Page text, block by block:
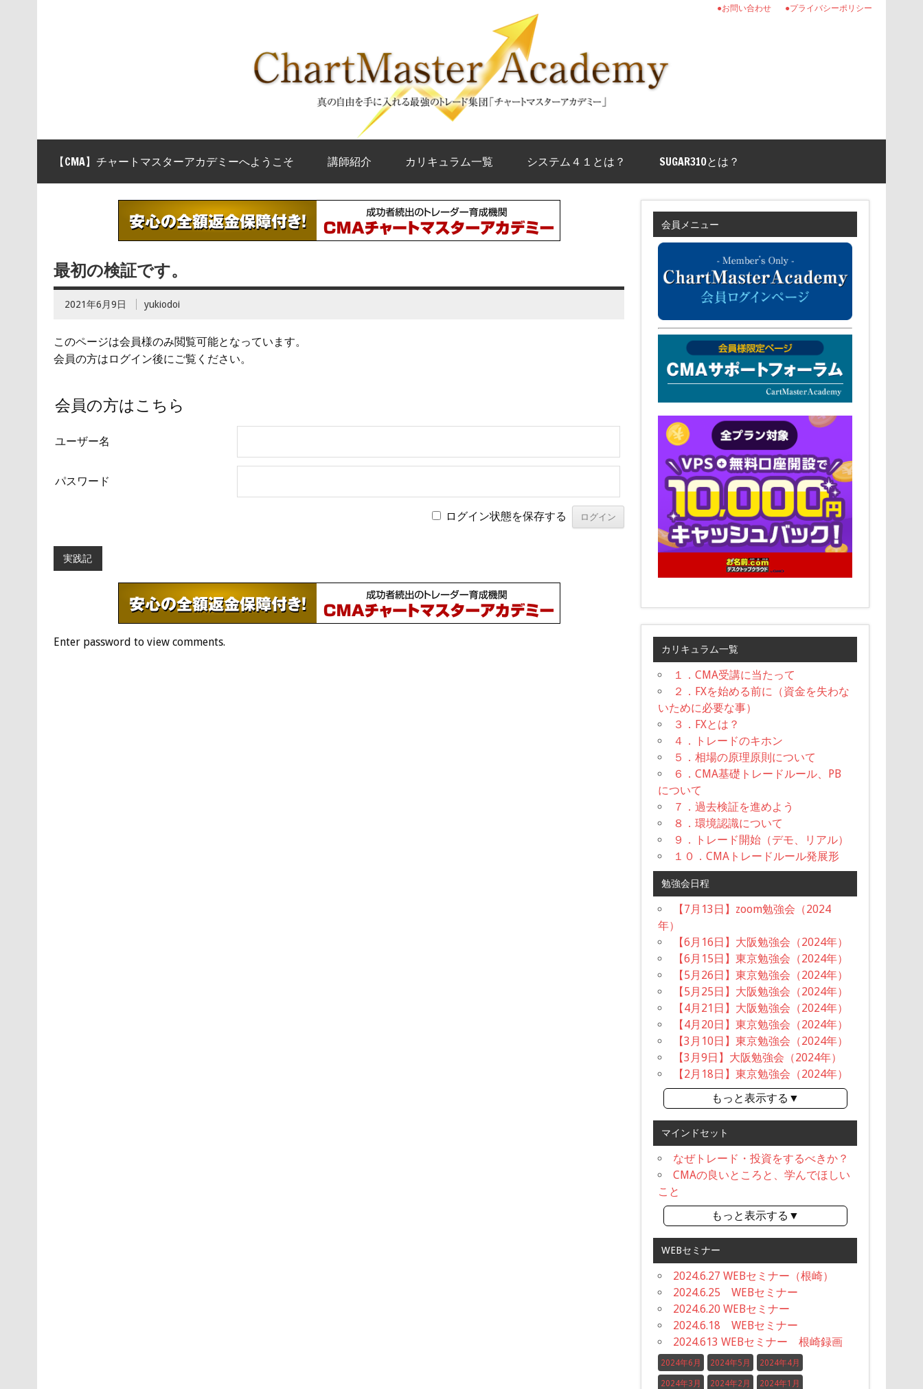
●プライバシーポリシー
●お問い合わせ
【CMA】チャートマスターアカデミーへようこそ 講師紹介 カリキュラム一覧 システム４１とは？ SUGAR310とは？
最初の検証です。
2021年6月9日 yukiodoi
このページは会員様のみ閲覧可能となっています。
会員の方はログイン後にご覧ください。
会員の方はこちら
ユーザー名
パスワード
ログイン状態を保存する
実践記
Enter password to view comments.
会員メニュー
カリキュラム一覧
１．CMA受講に当たって
２．FXを始める前に（資金を失わな
いために必要な事）
３．FXとは？
４．トレードのキホン
５．相場の原理原則について
６．CMA基礎トレードルール、PB
について
７．過去検証を進めよう
８．環境認識について
９．トレード開始（デモ、リアル）
１０．CMAトレードルール発展形
勉強会日程
【7月13日】zoom勉強会（2024
年）
【6月16日】大阪勉強会（2024年）
【6月15日】東京勉強会（2024年）
【5月26日】東京勉強会（2024年）
【5月25日】大阪勉強会（2024年）
【4月21日】大阪勉強会（2024年）
【4月20日】東京勉強会（2024年）
【3月10日】東京勉強会（2024年）
【3月9日】大阪勉強会（2024年）
【2月18日】東京勉強会（2024年）
もっと表示する▼
マインドセット
なぜトレード・投資をするべきか？
CMAの良いところと、学んでほしい
こと
もっと表示する▼
WEBセミナー
2024.6.27 WEBセミナー（根崎）
2024.6.25 WEBセミナー
2024.6.20 WEBセミナー
2024.6.18 WEBセミナー
2024.613 WEBセミナー 根崎録画
2024年6月 2024年5月 2024年4月
2024年3月 2024年2月 2024年1月